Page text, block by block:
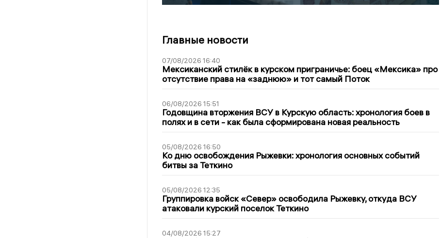
Главные новости
07/08/2026 16:40
Мексиканский стилёк в курском приграничье: боец «Мексика» про
отсутствие права на «заднюю» и тот самый Поток
06/08/2026 15:51
Годовщина вторжения ВСУ в Курскую область: хронология боев в
полях и в сети - как была сформирована новая реальность
05/08/2026 16:50
Ко дню освобождения Рыжевки: хронология основных событий
битвы за Теткино
05/08/2026 12:35
Группировка войск «Север» освободила Рыжевку, откуда ВСУ
атаковали курский поселок Теткино
04/08/2026 15:27